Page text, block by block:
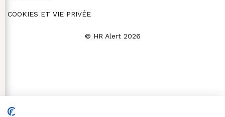
COOKIES ET VIE PRIVÉE
© HR Alert 2026